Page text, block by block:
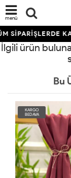
menü
SİPARİŞLERDE
İlgili ürün
Bu